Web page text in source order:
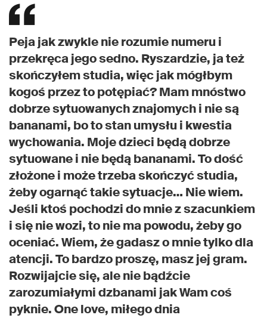
Peja jak zwykle nie rozumie numeru i
przekręca jego sedno. Ryszardzie, ja też
skończyłem studia, więc jak mógłbym
kogoś przez to potępiać? Mam mnóstwo
dobrze sytuowanych znajomych i nie są
bananami, bo to stan umysłu i kwestia
wychowania. Moje dzieci będą dobrze
sytuowane i nie będą bananami. To dość
złożone i może trzeba skończyć studia,
żeby ogarnąć takie sytuacje… Nie wiem.
Jeśli ktoś pochodzi do mnie z szacunkiem
i się nie wozi, to nie ma powodu, żeby go
oceniać. Wiem, że gadasz o mnie tylko dla
atencji. To bardzo proszę, masz jej gram.
Rozwijajcie się, ale nie bądźcie
zarozumiałymi dzbanami jak Wam coś
pyknie. One love, miłego dnia